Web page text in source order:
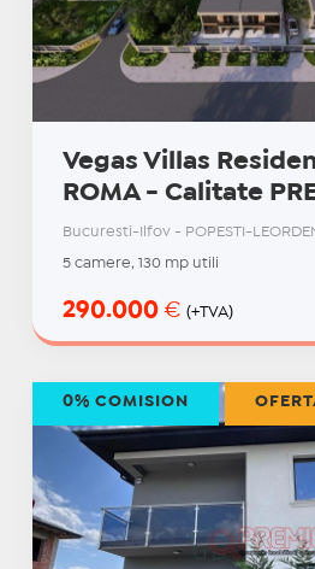
Vegas Villas
ROMA - Calitate
Bucuresti-Ilfov - POPESTI-
5 camere, 130 mp utili
290.000 € (+TVA)
0% COMISION